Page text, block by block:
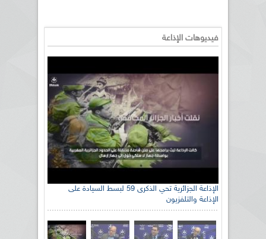
فيديوهات الإذاعة
الإذاعة الجزائرية تحي الذكرى 59 لبسط السيادة على
الإذاعة والتلفزيون